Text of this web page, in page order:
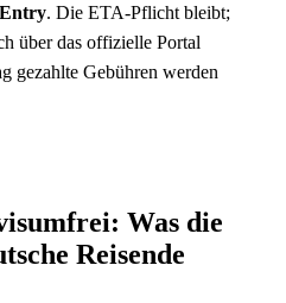
. Die ETA-Pflicht bleibt;
über das offizielle Portal
gezahlte Gebühren werden
Was die
Reisende